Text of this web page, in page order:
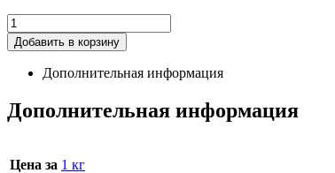
Добавить в корзину
Дополнительная информация
Дополнительная информация
Цена за 1 кг